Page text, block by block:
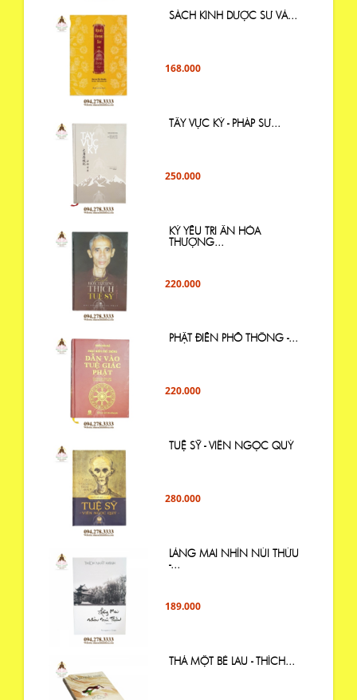
SÁCH KINH DƯỢC SƯ VÀ...
168.000
TÂY VỰC KÝ - PHÁP SƯ...
250.000
KỶ YẾU TRI ÂN HÒA
THƯỢNG...
220.000
PHẬT ĐIỂN PHỔ THÔNG -...
220.000
TUỆ SỸ - VIÊN NGỌC QUÝ
280.000
LÀNG MAI NHÌN NÚI THỨU
-...
189.000
THẢ MỘT BÈ LAU - THÍCH...